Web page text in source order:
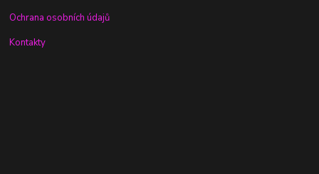
Ochrana osobních údajů
Kontakty